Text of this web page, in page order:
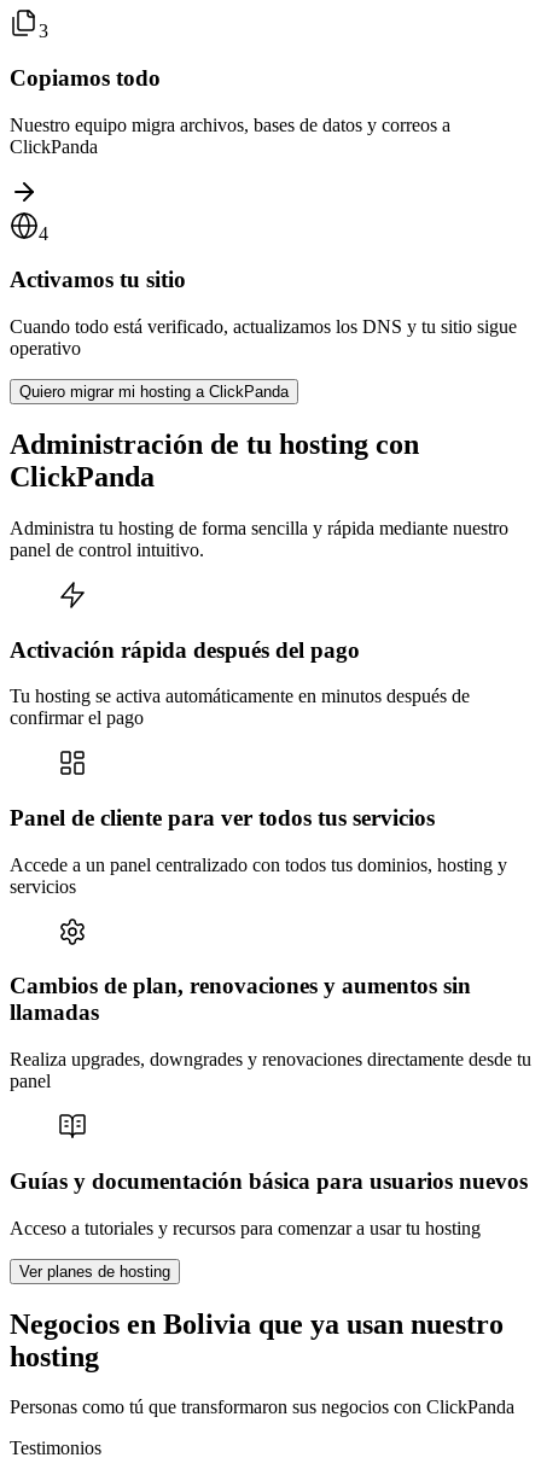
3
Copiamos todo
Nuestro equipo migra archivos, bases de datos y correos a
ClickPanda
4
Activamos tu sitio
Cuando todo está verificado, actualizamos los DNS y tu sitio sigue
operativo
Quiero migrar mi hosting a ClickPanda
Administración de tu hosting con
ClickPanda
Administra tu hosting de forma sencilla y rápida mediante nuestro
panel de control intuitivo.
Activación rápida después del pago
Tu hosting se activa automáticamente en minutos después de
confirmar el pago
Panel de cliente para ver todos tus servicios
Accede a un panel centralizado con todos tus dominios, hosting y
servicios
Cambios de plan, renovaciones y aumentos sin
llamadas
Realiza upgrades, downgrades y renovaciones directamente desde tu
panel
Guías y documentación básica para usuarios nuevos
Acceso a tutoriales y recursos para comenzar a usar tu hosting
Ver planes de hosting
Negocios en Bolivia que ya usan nuestro
hosting
Personas como tú que transformaron sus negocios con ClickPanda
Testimonios